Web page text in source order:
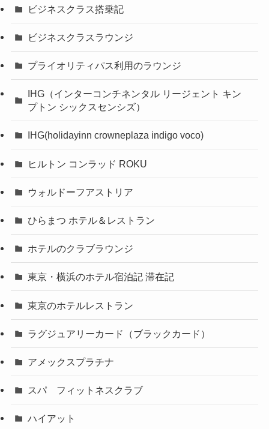
ビジネスクラス搭乗記
ビジネスクラスラウンジ
プライオリティパス利用のラウンジ
IHG（インターコンチネンタル リージェント キン
プトン シックスセンシズ）
IHG(holidayinn crowneplaza indigo voco)
ヒルトン コンラッド ROKU
ウォルドーフアストリア
ひらまつ ホテル＆レストラン
ホテルのクラブラウンジ
東京・横浜のホテル宿泊記 滞在記
東京のホテルレストラン
ラグジュアリーカード（ブラックカード）
アメックスプラチナ
スパ フィットネスクラブ
ハイアット